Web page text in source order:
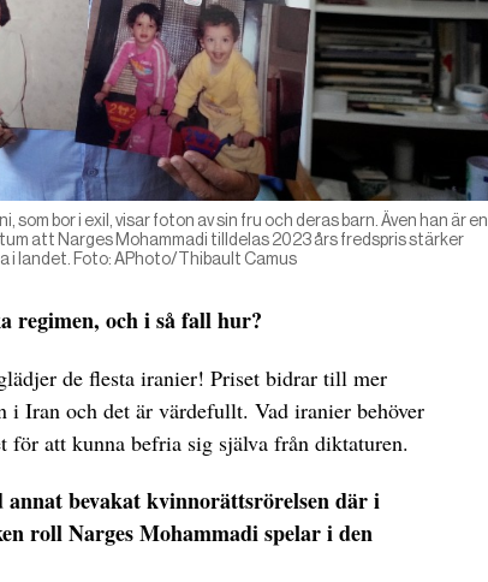
som bor i exil, visar foton av sin fru och deras barn. Även han är en
att Narges Mohammadi tilldelas 2023 års fredspris stärker
i landet. Foto: APhoto/Thibault Camus
regimen, och i så fall hur?
de flesta iranier! Priset bidrar till mer
i Iran och det är värdefullt. Vad iranier behöver
för att kunna befria sig själva från diktaturen.
bevakat kvinnorättsrörelsen där i
roll Narges Mohammadi spelar i den